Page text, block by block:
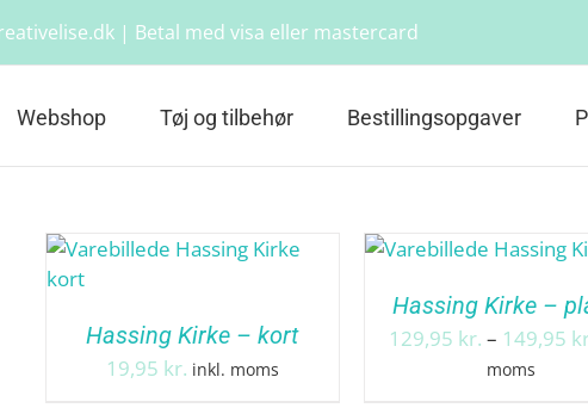
| Betal med visa eller mastercard
Webshop Tøj og tilbehør Bestillingsopgaver
Hassing Kirke – kort
19,95 kr. inkl. moms
Hassing Kirke –
129,95 kr. – 149,95
moms